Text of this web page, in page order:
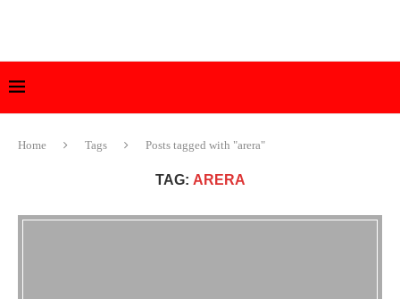
Home Tags Posts tagged with "arera"
TAG: ARERA